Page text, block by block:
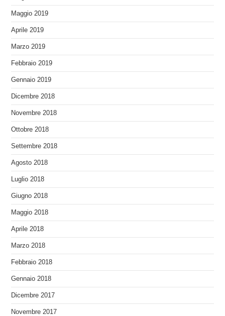
Maggio 2019
Aprile 2019
Marzo 2019
Febbraio 2019
Gennaio 2019
Dicembre 2018
Novembre 2018
Ottobre 2018
Settembre 2018
Agosto 2018
Luglio 2018
Giugno 2018
Maggio 2018
Aprile 2018
Marzo 2018
Febbraio 2018
Gennaio 2018
Dicembre 2017
Novembre 2017